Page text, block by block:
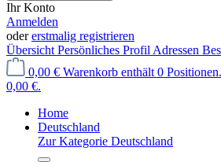
Ihr Konto
Anmelden
odererstmalig registrieren
Übersicht Persönliches Profil Adressen
0,00 € Warenkorb enthält 0
0,00 €.
Home
Deutschland
Zur Kategorie Deutschland